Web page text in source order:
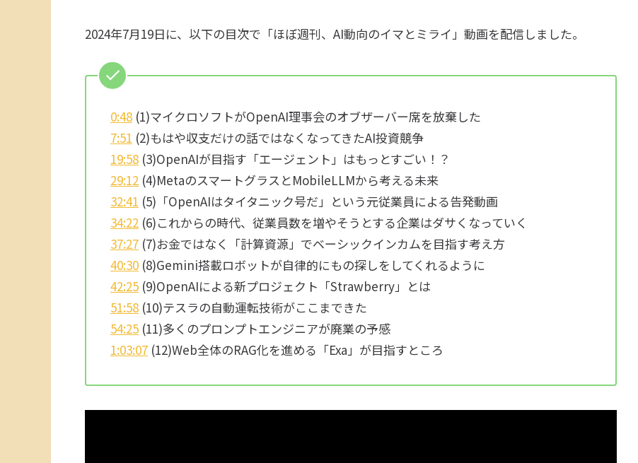
2024年7月19日に、以下の目次で「ほぼ週刊、AI動向のイマとミライ」動画を配信しました。
0:48 (1)マイクロソフトがOpenAI理事会のオブザーバー席を放棄した
7:51 (2)もはや収支だけの話ではなくなってきたAI投資競争
19:58 (3)OpenAIが目指す「エージェント」はもっとすごい！？
29:12 (4)MetaのスマートグラスとMobileLLMから考える未来
32:41 (5)「OpenAIはタイタニック号だ」という元従業員による告発動画
34:22 (6)これからの時代、従業員数を増やそうとする企業はダサくなっていく
37:27 (7)お金ではなく「計算資源」でベーシックインカムを目指す考え方
40:30 (8)Gemini搭載ロボットが自律的にもの探しをしてくれるように
42:25 (9)OpenAIによる新プロジェクト「Strawberry」とは
51:58 (10)テスラの自動運転技術がここまできた
54:25 (11)多くのプロンプトエンジニアが廃業の予感
1:03:07 (12)Web全体のRAG化を進める「Exa」が目指すところ